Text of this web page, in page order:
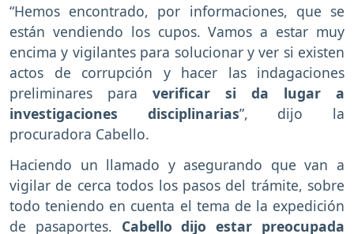
“Hemos encontrado, por informaciones, que se
están vendiendo los cupos. Vamos a estar muy
encima y vigilantes para solucionar y ver si existen
actos de corrupción y hacer las indagaciones
preliminares para verificar si da lugar a
investigaciones disciplinarias”, dijo la
procuradora Cabello.
Haciendo un llamado y asegurando que van a
vigilar de cerca todos los pasos del trámite, sobre
todo teniendo en cuenta el tema de la expedición
de pasaportes. Cabello dijo estar preocupada